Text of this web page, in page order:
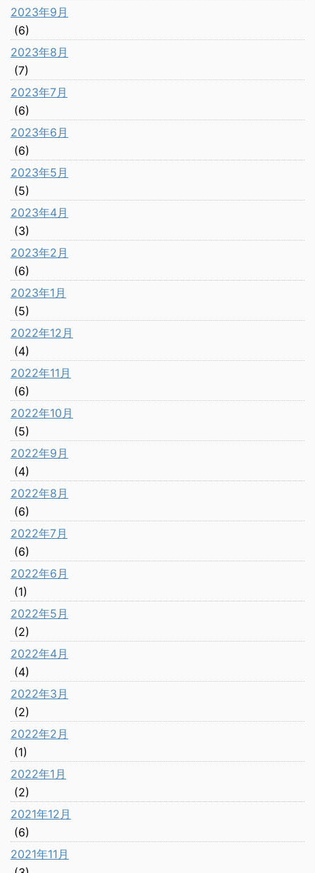
2023年9月
(6)
2023年8月
(7)
2023年7月
(6)
2023年6月
(6)
2023年5月
(5)
2023年4月
(3)
2023年2月
(6)
2023年1月
(5)
2022年12月
(4)
2022年11月
(6)
2022年10月
(5)
2022年9月
(4)
2022年8月
(6)
2022年7月
(6)
2022年6月
(1)
2022年5月
(2)
2022年4月
(4)
2022年3月
(2)
2022年2月
(1)
2022年1月
(2)
2021年12月
(6)
2021年11月